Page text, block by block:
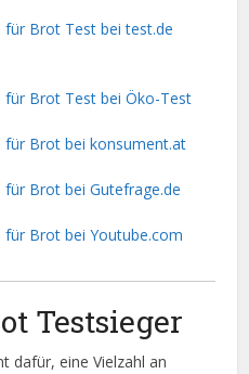
für Brot Test bei test.de
für Brot Test bei Öko-Test
für Brot bei konsument.at
für Brot bei Gutefrage.de
für Brot bei Youtube.com
Testsieger
dafür, eine Vielzahl an